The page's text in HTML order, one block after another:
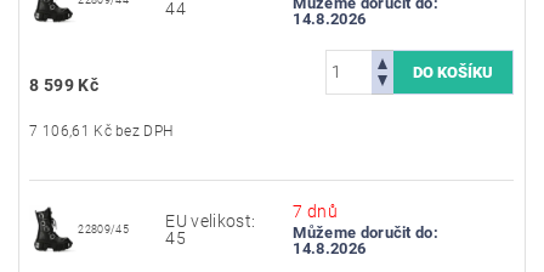
44
14.8.2026
8 599 Kč
7 106,61 Kč bez DPH
22809/45
EU velikost:
45
7 dnů
Můžeme doručit do:
14.8.2026